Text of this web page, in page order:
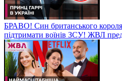
БРАВО! Син британського
підтримати воїнів ЗСУ! ЖВЛ